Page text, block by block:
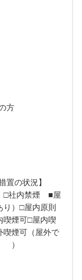
方
置の状況】
□社内禁煙 ■屋
）□屋内原則
喫煙可□屋内喫
喫煙可（屋外で